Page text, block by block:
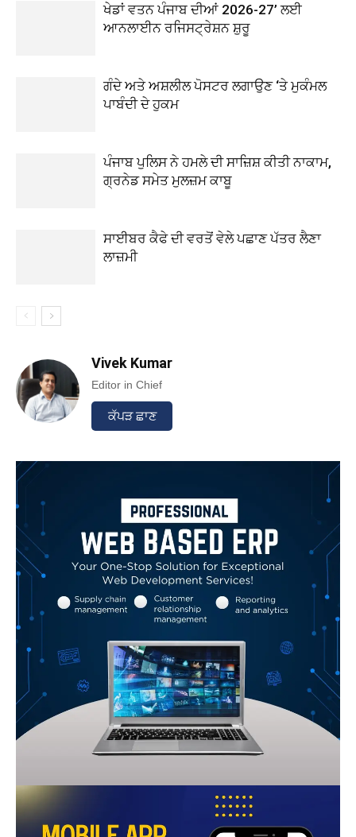
ਖੇਡਾਂ ਵਤਨ ਪੰਜਾਬ ਦੀਆਂ 2026-27’ ਲਈ
ਆਨਲਾਈਨ ਰਜਿਸਟ੍ਰੇਸ਼ਨ ਸ਼ੁਰੂ
ਗੰਦੇ ਅਤੇ ਅਸ਼ਲੀਲ ਪੋਸਟਰ ਲਗਾਉਣ ‘ਤੇ ਮੁਕੰਮਲ
ਪਾਬੰਦੀ ਦੇ ਹੁਕਮ
ਪੰਜਾਬ ਪੁਲਿਸ ਨੇ ਹਮਲੇ ਦੀ ਸਾਜ਼ਿਸ਼ ਕੀਤੀ ਨਾਕਾਮ,
ਗ੍ਰਨੇਡ ਸਮੇਤ ਮੁਲਜ਼ਮ ਕਾਬੂ
ਸਾਈਬਰ ਕੈਫੇ ਦੀ ਵਰਤੋਂ ਵੇਲੇ ਪਛਾਣ ਪੱਤਰ ਲੈਣਾ
ਲਾਜ਼ਮੀ
Vivek Kumar
Editor in Chief
ਕੱਪੜ ਛਾਣ